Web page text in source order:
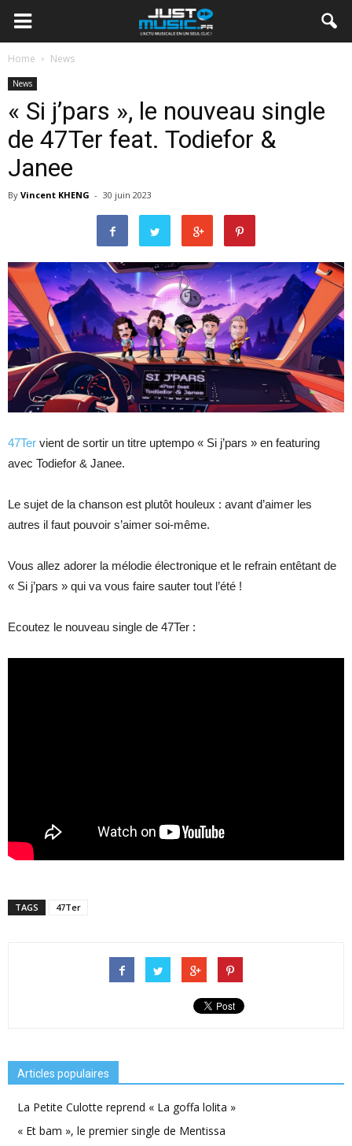
Home News
News
« Si j’pars », le nouveau single
de 47Ter feat. Todiefor &
Janee
By Vincent KHENG - 30 juin 2023
47Ter vient de sortir un titre uptempo « Si j’pars » en featuring
avec Todiefor & Janee.
Le sujet de la chanson est plutôt houleux : avant d’aimer les
autres il faut pouvoir s’aimer soi-même.
Vous allez adorer la mélodie électronique et le refrain entêtant de
« Si j’pars » qui va vous faire sauter tout l’été !
Ecoutez le nouveau single de 47Ter :
TAGS 47Ter
Articles populaires
La Petite Culotte reprend « La goffa lolita »
« Et bam », le premier single de Mentissa